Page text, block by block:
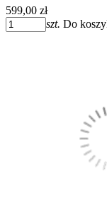
599,00 zł
szt. Do